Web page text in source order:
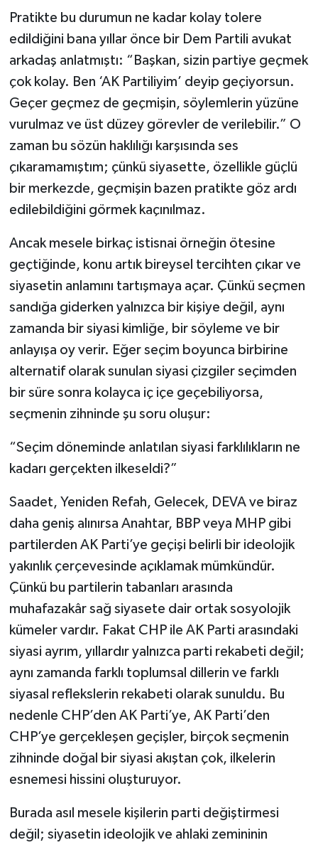
Pratikte bu durumun ne kadar kolay tolere
edildiğini bana yıllar önce bir Dem Partili avukat
arkadaş anlatmıştı: “Başkan, sizin partiye geçmek
çok kolay. Ben ‘AK Partiliyim’ deyip geçiyorsun.
Geçer geçmez de geçmişin, söylemlerin yüzüne
vurulmaz ve üst düzey görevler de verilebilir.” O
zaman bu sözün haklılığı karşısında ses
çıkaramamıştım; çünkü siyasette, özellikle güçlü
bir merkezde, geçmişin bazen pratikte göz ardı
edilebildiğini görmek kaçınılmaz.
Ancak mesele birkaç istisnai örneğin ötesine
geçtiğinde, konu artık bireysel tercihten çıkar ve
siyasetin anlamını tartışmaya açar. Çünkü seçmen
sandığa giderken yalnızca bir kişiye değil, aynı
zamanda bir siyasi kimliğe, bir söyleme ve bir
anlayışa oy verir. Eğer seçim boyunca birbirine
alternatif olarak sunulan siyasi çizgiler seçimden
bir süre sonra kolayca iç içe geçebiliyorsa,
seçmenin zihninde şu soru oluşur:
“Seçim döneminde anlatılan siyasi farklılıkların ne
kadarı gerçekten ilkeseldi?”
Saadet, Yeniden Refah, Gelecek, DEVA ve biraz
daha geniş alınırsa Anahtar, BBP veya MHP gibi
partilerden AK Parti’ye geçişi belirli bir ideolojik
yakınlık çerçevesinde açıklamak mümkündür.
Çünkü bu partilerin tabanları arasında
muhafazakâr sağ siyasete dair ortak sosyolojik
kümeler vardır. Fakat CHP ile AK Parti arasındaki
siyasi ayrım, yıllardır yalnızca parti rekabeti değil;
aynı zamanda farklı toplumsal dillerin ve farklı
siyasal reflekslerin rekabeti olarak sunuldu. Bu
nedenle CHP’den AK Parti’ye, AK Parti’den
CHP’ye gerçekleşen geçişler, birçok seçmenin
zihninde doğal bir siyasi akıştan çok, ilkelerin
esnemesi hissini oluşturuyor.
Burada asıl mesele kişilerin parti değiştirmesi
değil; siyasetin ideolojik ve ahlaki zemininin